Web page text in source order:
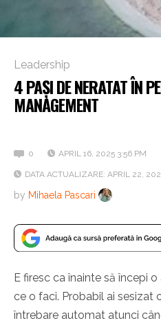
Leadership
4 PAȘI DE NERATAT ÎN
MANAGEMENT
0 APRIL 16, 2025 3:56 PM
DATA ACTUALIZARE: APRIL 22,
by Mihaela Pascari
E firesc ca înainte să începi
ce o faci. Probabil ai sesizat
întrebare automat atunci